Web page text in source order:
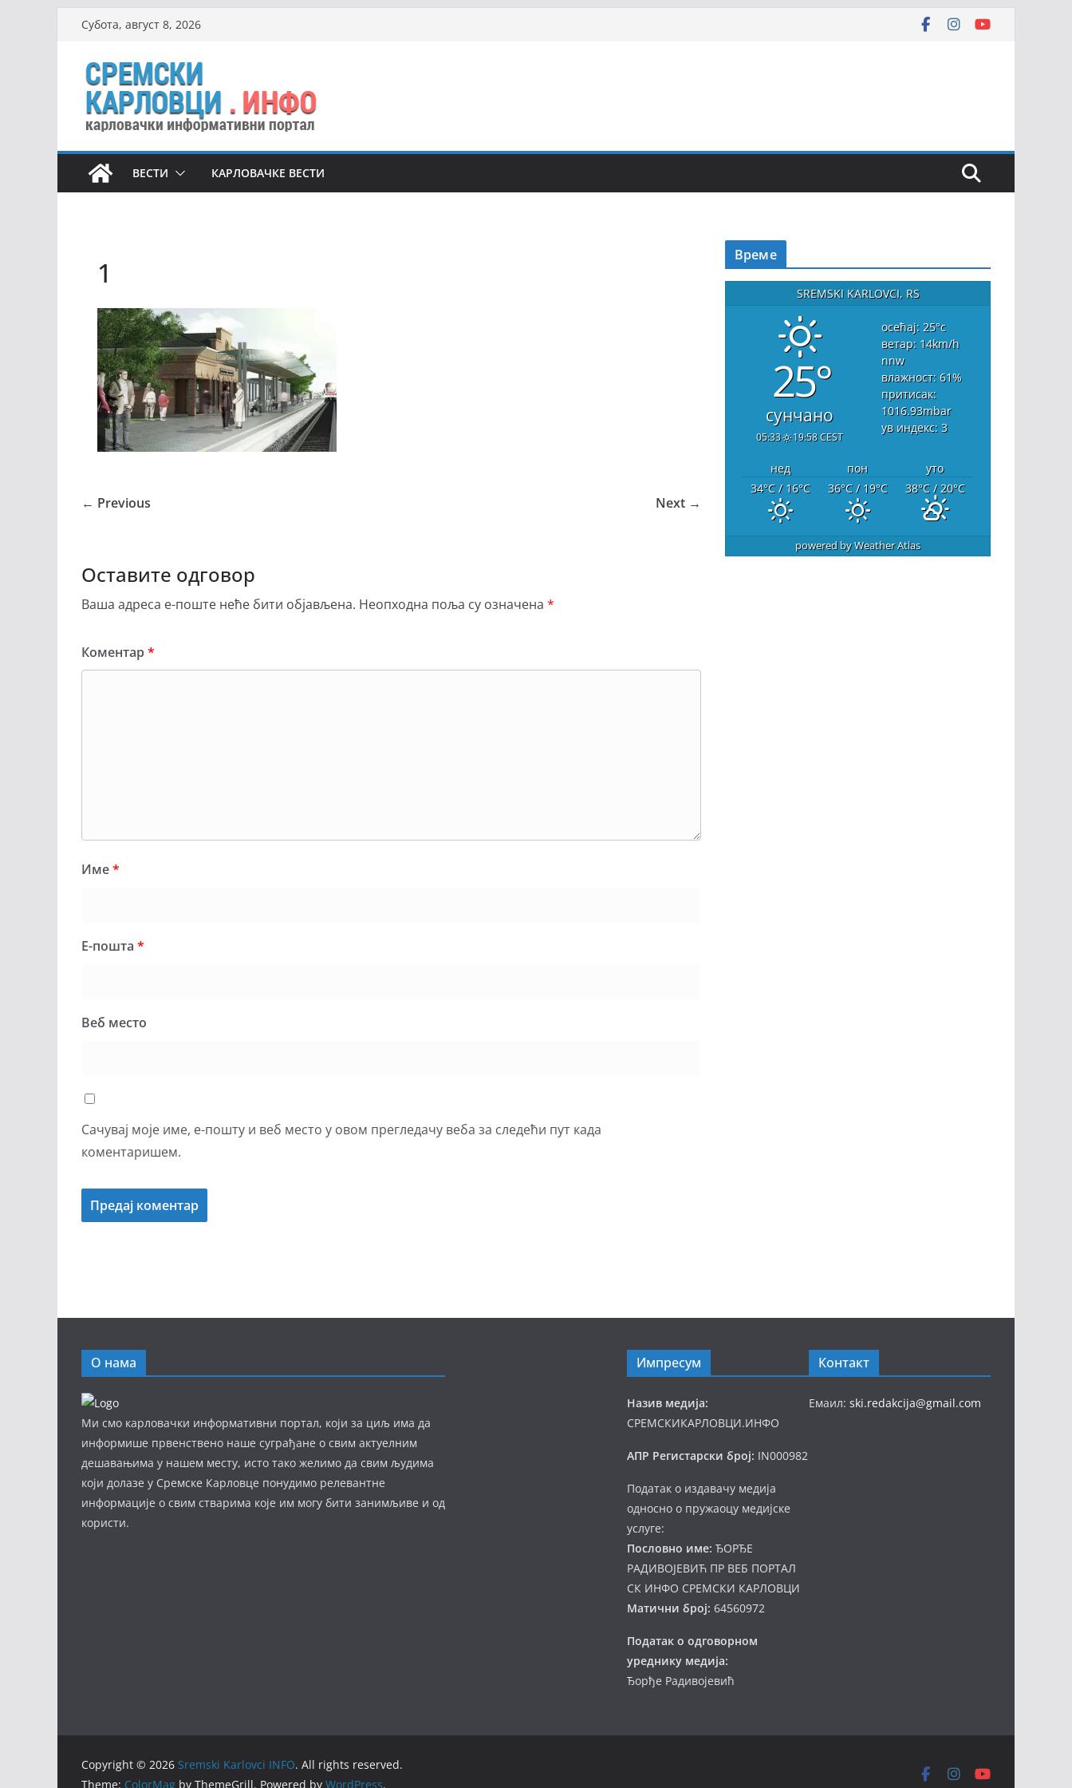
content
Субота, август 8, 2026
ВЕСТИ КАРЛОВАЧКЕ ВЕСТИ
1
← Previous Next →
Оставите одговор
Ваша адреса е-поште неће бити објављена. Неопходна поља су означена *
Коментар*
Име*
Е-пошта *
Веб место
Сачувај моје име, е-пошту и веб место у овом прегледачу веба за следећи пут када
коментаришем.
Време
SREMSKI KARLOVCI, RS
25°
сунчано
05:33 19:58 CEST
осећај: 25°c
ветар: 14km/h
nnw
влажност: 61%
притисак:
1016.93mbar
ув индекс: 3
нед пон
уто
34°C/ 16°C 36°C/ 19°C 38°C/ 20°C
powered byWeather Atlas
О нама
Ми смо карловачки информативни портал, који за циљ има да
информише првенствено наше суграђане о свим актуелним
дешавањима у нашем месту, исто тако желимо да свим људима
који долазе у Сремске Карловце понудимо релевантне
информације о свим стварима које им могу бити занимљиве и од
користи.
Импресум
Назив медија:
СРЕМСКИКАРЛОВЦИ.ИНФО
АПР Регистарски број: IN000982
Податак о издавачу медија
односно о пружаоцу медијске
услуге:
Пословно име: ЂОРЂЕ
РАДИВОЈЕВИЋ ПР ВЕБ ПОРТАЛ
СК ИНФО СРЕМСКИ КАРЛОВЦИ
Матични број: 64560972
Податак о одговорном
уреднику медија:
Ђорђе Радивојевић
Контакт
Емаил: ski.redakcija@gmail.com
Copyright © 2026 Sremski Karlovci INFO. All rights reserved.
Theme: ColorMag by ThemeGrill. Powered by WordPress.